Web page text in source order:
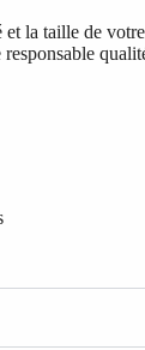
la taille de